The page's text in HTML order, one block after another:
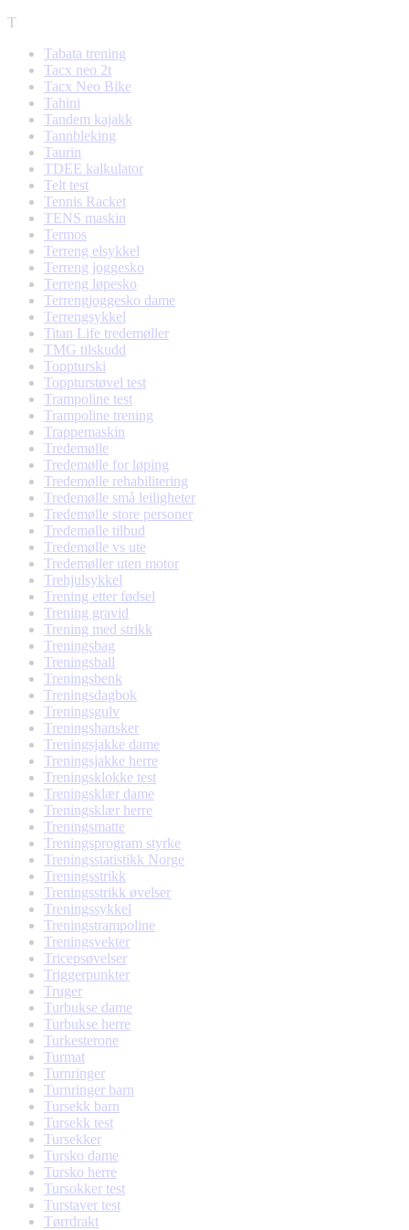
T
Tabata trening
Tacx neo 2t
Tacx Neo Bike
Tahini
Tandem kajakk
Tannbleking
Taurin
TDEE kalkulator
Telt test
Tennis Racket
TENS maskin
Termos
Terreng elsykkel
Terreng joggesko
Terreng løpesko
Terrengjoggesko dame
Terrengsykkel
Titan Life tredemøller
TMG tilskudd
Toppturski
Toppturstøvel test
Trampoline test
Trampoline trening
Trappemaskin
Tredemølle
Tredemølle for løping
Tredemølle rehabilitering
Tredemølle små leiligheter
Tredemølle store personer
Tredemølle tilbud
Tredemølle vs ute
Tredemøller uten motor
Trehjulsykkel
Trening etter fødsel
Trening gravid
Trening med strikk
Treningsbag
Treningsball
Treningsbenk
Treningsdagbok
Treningsgulv
Treningshansker
Treningsjakke dame
Treningsjakke herre
Treningsklokke test
Treningsklær dame
Treningsklær herre
Treningsmatte
Treningsprogram styrke
Treningsstatistikk Norge
Treningsstrikk
Treningsstrikk øvelser
Treningssykkel
Treningstrampoline
Treningsvekter
Tricepsøvelser
Triggerpunkter
Truger
Turbukse dame
Turbukse herre
Turkesterone
Turmat
Turnringer
Turnringer barn
Tursekk barn
Tursekk test
Tursekker
Tursko dame
Tursko herre
Tursokker test
Turstaver test
Tørrdrakt